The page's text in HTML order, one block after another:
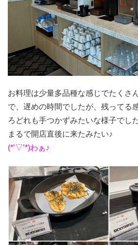
お料理は少量多品種な感じでたくさ
で、遅めの時間でしたが、残ってる
ろどれも手つかずみたいな様子でした
まるで開店直後に来たみたい♪
(*’▽’*)わぁ♪